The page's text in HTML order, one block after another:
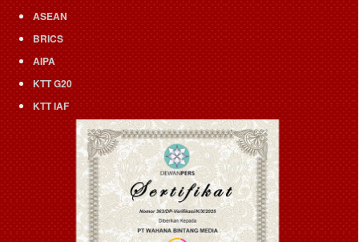
ASEAN
BRICS
AIPA
KTT G20
KTT IAF